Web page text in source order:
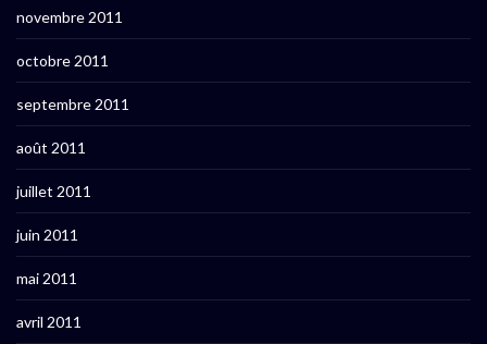
novembre 2011
octobre 2011
septembre 2011
août 2011
juillet 2011
juin 2011
mai 2011
avril 2011